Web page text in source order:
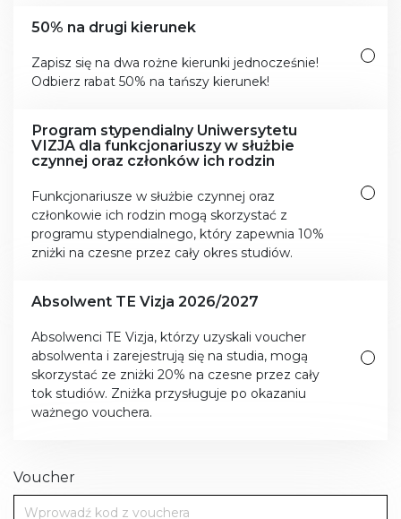
50% na drugi kierunek
Zapisz się na dwa rożne kierunki jednocześnie!
Odbierz rabat 50% na tańszy kierunek!
Program stypendialny Uniwersytetu
VIZJA dla funkcjonariuszy w służbie
czynnej oraz członków ich rodzin
Funkcjonariusze w służbie czynnej oraz
członkowie ich rodzin mogą skorzystać z
programu stypendialnego, który zapewnia 10%
zniżki na czesne przez cały okres studiów.
Absolwent TE Vizja 2026/2027
Absolwenci TE Vizja, którzy uzyskali voucher
absolwenta i zarejestrują się na studia, mogą
skorzystać ze zniżki 20% na czesne przez cały
tok studiów. Zniżka przysługuje po okazaniu
ważnego vouchera.
Voucher